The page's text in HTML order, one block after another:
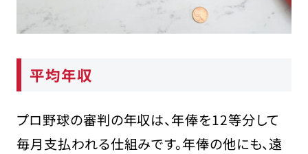
平均年収
プロ野球の審判の年収は、年俸を12等分して
毎月支払われる仕組みです。年俸の他にも、遠